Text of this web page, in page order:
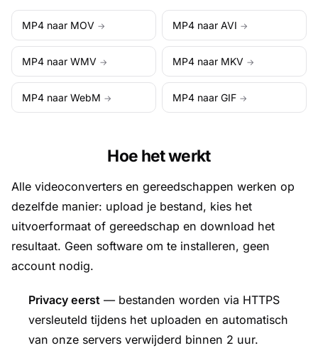
MP4 naar MOV → MP4 naar AVI →
MP4 naar WMV → MP4 naar MKV →
MP4 naar WebM → MP4 naar GIF →
Hoe het werkt
Alle videoconverters en gereedschappen werken op
dezelfde manier: upload je bestand, kies het
uitvoerformaat of gereedschap en download het
resultaat. Geen software om te installeren, geen
account nodig.
Privacy eerst — bestanden worden via HTTPS
versleuteld tijdens het uploaden en automatisch
van onze servers verwijderd binnen 2 uur.